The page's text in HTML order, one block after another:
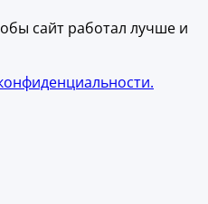
сайт работал лучше и